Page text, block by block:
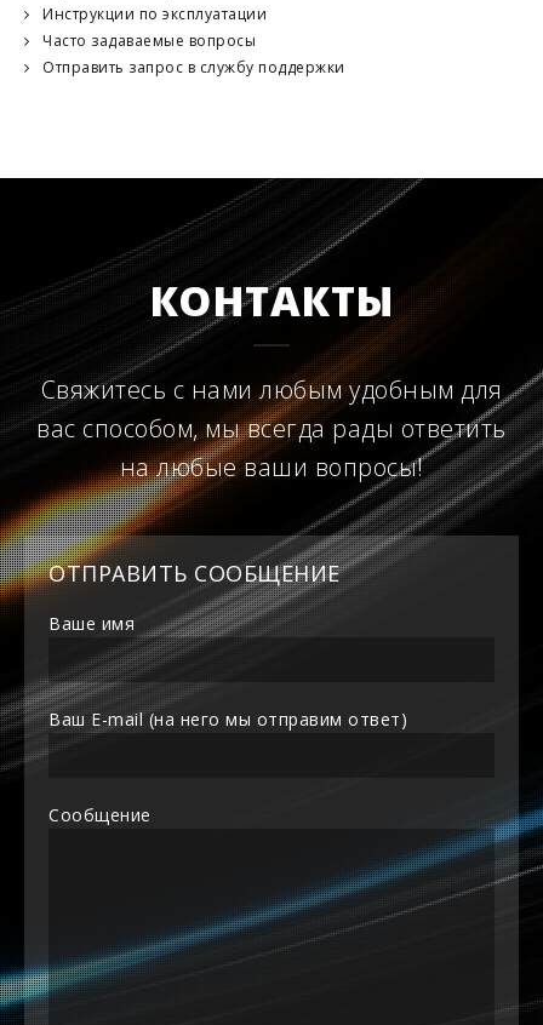
Инструкции по эксплуатации
Часто задаваемые вопросы
Отправить запрос в службу поддержки
КОНТАКТЫ
Свяжитесь с нами любым удобным для
вас способом, мы всегда рады ответить
на любые ваши вопросы!
ОТПРАВИТЬ СООБЩЕНИЕ
Ваше имя
Ваш E-mail (на него мы отправим ответ)
Сообщение